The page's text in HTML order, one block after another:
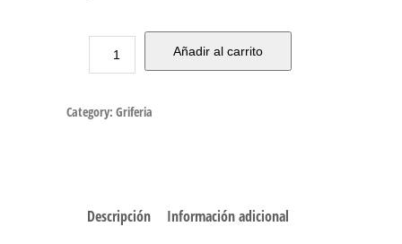
Añadir al carrito
Category: Griferia
Descripción Información adicional